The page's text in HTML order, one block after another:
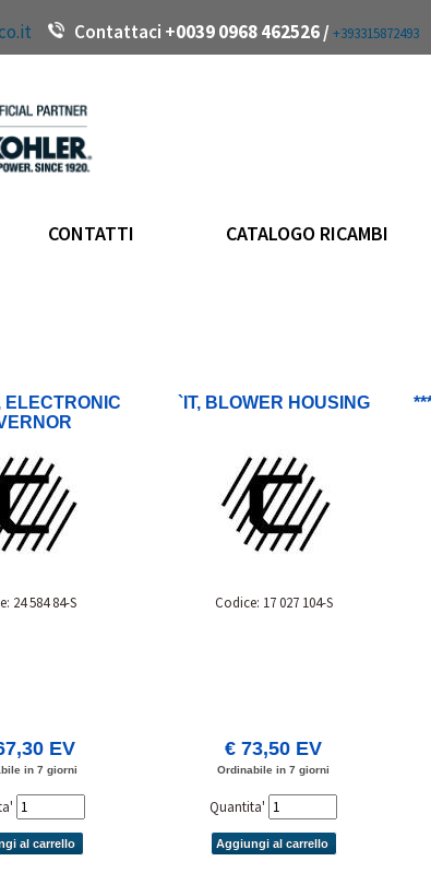
Contattaci +0039 0968 462526 / +393315872493
CONTATTI CATALOGO RICAMBI
ELECTRONIC
24 584 84-S
EV
in 7 giorni
al carrello
`IT, BLOWER HOUSING
Codice: 17 027 104-S
€ 73,50 EV
Ordinabile in 7 giorni
Quantita'
Aggiungi al carrello